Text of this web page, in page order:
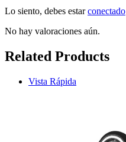
Lo siento, debes estarconectado
No hay valoraciones aún.
Related Products
Vista Rápida